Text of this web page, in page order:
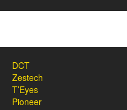
DCT
Zestech
T’Eyes
Pioneer